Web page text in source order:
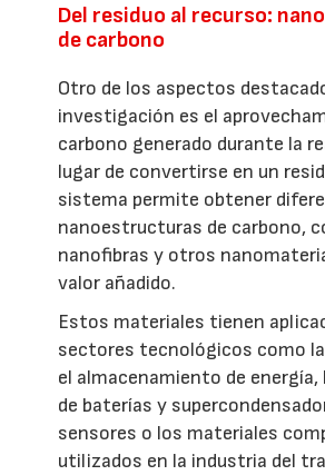
Del residuo al recurso:
de carbono
Otro de los aspectos
investigación es el
carbono generado durante la
lugar de convertirse en un
sistema permite obtener
nanoestructuras de carbono,
nanofibras y otros
valor añadido.
Estos materiales tienen
sectores tecnológicos como
el almacenamiento de
de baterías y
sensores o los materiales
utilizados en la industria del